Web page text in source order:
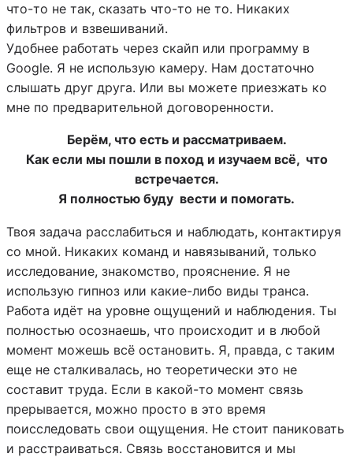
что-то не так, сказать что-то не то. Никаких
фильтров и взвешиваний.
Удобнее работать через скайп или программу в
Google. Я не использую камеру. Нам достаточно
слышать друг друга. Или вы можете приезжать ко
мне по предварительной договоренности.
Берём, что есть и рассматриваем.
Как если мы пошли в поход и изучаем всё, что
встречается.
Я полностью буду вести и помогать.
Твоя задача расслабиться и наблюдать, контактируя
со мной. Никаких команд и навязываний, только
исследование, знакомство, прояснение. Я не
использую гипноз или какие-либо виды транса.
Работа идёт на уровне ощущений и наблюдения. Ты
полностью осознаешь, что происходит и в любой
момент можешь всё остановить. Я, правда, с таким
еще не сталкивалась, но теоретически это не
составит труда. Если в какой-то момент связь
прерывается, можно просто в это время
поисследовать свои ощущения. Не стоит паниковать
и расстраиваться. Связь восстановится и мы